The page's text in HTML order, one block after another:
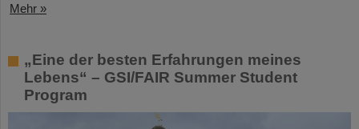
Mehr »
„Eine der besten Erfahrungen meines
Lebens“ – GSI/FAIR Summer Student
Program